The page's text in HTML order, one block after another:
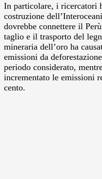
In particolare, i ricercatori
costruzione
dovrebbe connettere il
taglio e il trasporto del
mineraria dell’oro ha
emissioni da
periodo considerato,
incrementato le emissioni
cento.